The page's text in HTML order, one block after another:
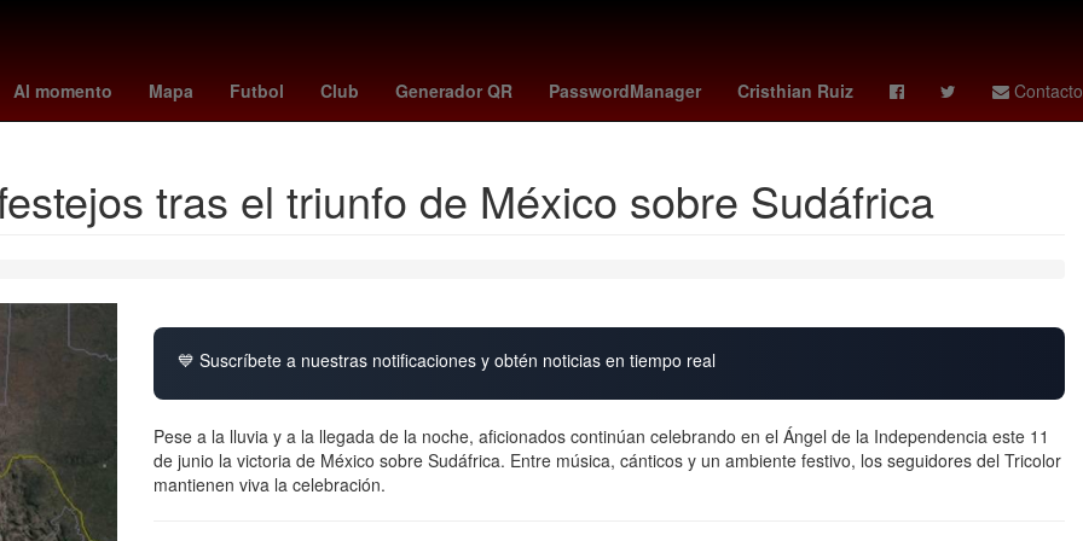
Al momento Mapa Futbol Club Generador QR PasswordManager Cristhian Ruiz Contacto
Argentina televisa en vivo canal de las estrellas España américa - timbers angers - toulouse NBC 2024
tras el triunfo de México sobre Sudáfrica
💙 Suscríbete a nuestras notificaciones y obtén noticias en tiempo real
Pese a la lluvia y a la llegada de la noche, aficionados continúan celebrando en el Ángel de la Independencia este 11
de junio la victoria de México sobre Sudáfrica. Entre música, cánticos y un ambiente festivo, los seguidores del Tricolor
mantienen viva la celebración.